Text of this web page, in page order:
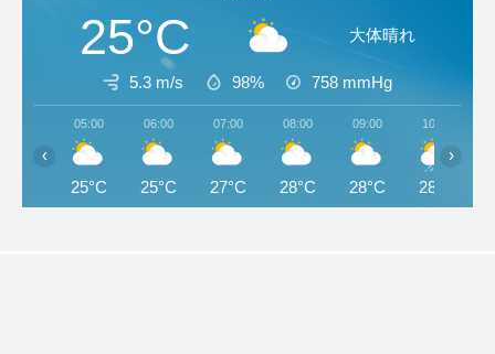
25°C 大体晴れ
5.3 m/s 98% 758 mmHg
05:00
25°C
06:00
25°C
07:00
27°C
08:00
28°C
09:00
28°C
10:00
28°C
‹ ›